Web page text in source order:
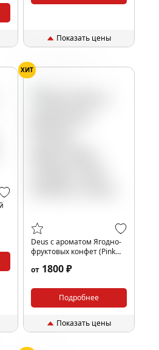
Показать цены
ХИТ
Deus с ароматом Ягодно-
фруктовых конфет (Pink
от 1800 ₽
Подробнее
Показать цены